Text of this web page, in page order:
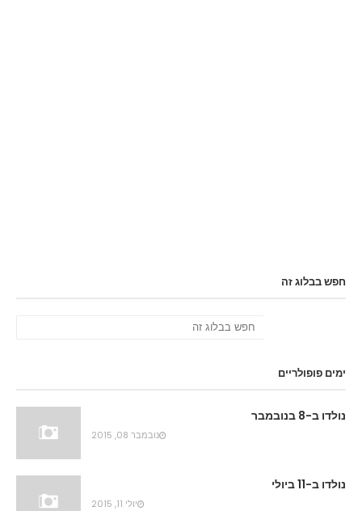
חפש בבלוג זה
ימים פופולריים
נולדו ב-8 בנובמבר
נובמבר 08, 2015
נולדו ב-11 ביולי
יולי 11, 2015